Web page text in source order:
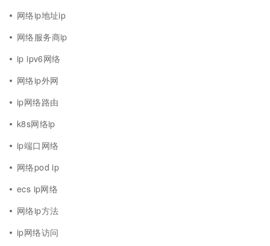
网络ip地址ip
网络服务商ip
ip ipv6网络
网络ip外网
ip网络路由
k8s网络ip
ip端口网络
网络pod ip
ecs ip网络
网络ip方法
ip网络访问